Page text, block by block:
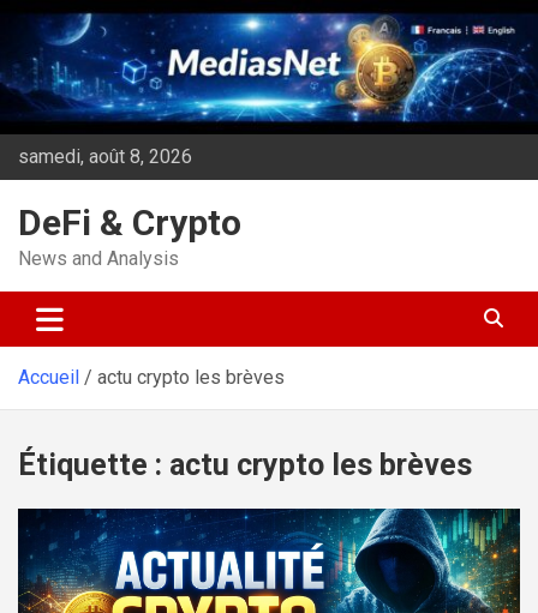
Aller
contenu
samedi, août 8, 2026
DeFi & Crypto
News and Analysis
Accueil actu crypto les brèves
Étiquette : actu crypto les brèves